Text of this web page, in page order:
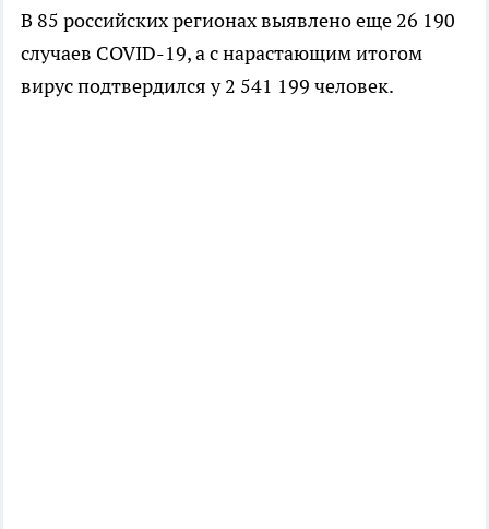
В 85 российских регионах выявлено еще 26 190
случаев COVID-19, а с нарастающим итогом
вирус подтвердился у 2 541 199 человек.